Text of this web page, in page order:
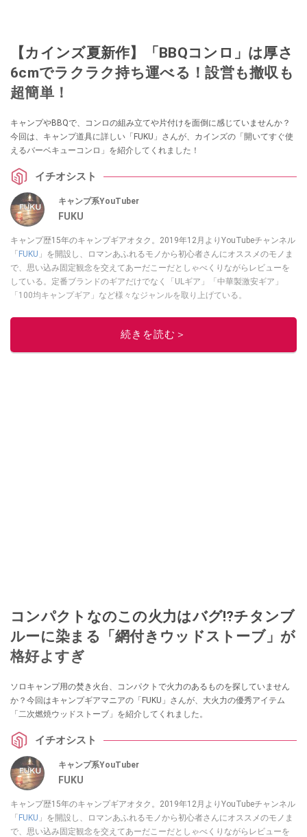
【カインズ夏新作】「BBQコンロ」は厚さ
6cmでラクラク持ち運べる！設営も撤収も
超簡単！
キャンプやBBQで、コンロの組み立てや片付けを面倒に感じていませんか？
今回は、キャンプ道具に詳しい「FUKU」さんが、カインズの「開いてすぐ使
えるバーベキューコンロ」を紹介してくれました！
イチオシスト
キャンプ系YouTuber
FUKU
キャンプ歴15年のキャンプギアオタク。2019年12月よりYouTubeチャンネル
「 FUKU 」を開設し、ロマンあふれるモノから初心者さんにオススメのモノま
で、思い込み固定観念を交えてあーだこーだとしゃべくりながらレビューを
している。定番ブランドのギアだけでなく「ULギア」「中華製激安ギア」
「100均キャンプギア」など様々なジャンルを取り上げている。
このイチオシストの他の記事を読む
続きを読む＞
コンパクトなのこの火力はバグ⁉チタンブ
ルーに染まる「網付きウッドストーブ」が
格好よすぎ
ソロキャンプ用の焚き火台、コンパクトで火力のあるものを探していません
か？今回はキャンプギアマニアの「FUKU」さんが、大火力の優秀アイテム
「二次燃焼ウッドストーブ」を紹介してくれました。
イチオシスト
キャンプ系YouTuber
FUKU
キャンプ歴15年のキャンプギアオタク。2019年12月よりYouTubeチャンネル
「 FUKU 」を開設し、ロマンあふれるモノから初心者さんにオススメのモノま
で、思い込み固定観念を交えてあーだこーだとしゃべくりながらレビューを